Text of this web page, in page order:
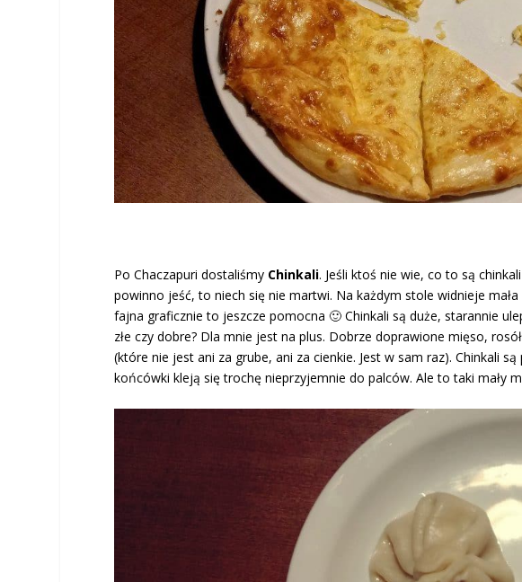
Po Chaczapuri dostaliśmy Chinkali. Jeśli ktoś nie wie, co to są
powinno jeść, to niech się nie martwi. Na każdym stole widnieje
fajna graficznie to jeszcze pomocna 🙂 Chinkali są duże, starannie
złe czy dobre? Dla mnie jest na plus. Dobrze doprawione mięso,
(które nie jest ani za grube, ani za cienkie. Jest w sam raz). Chinkali
końcówki kleją się trochę nieprzyjemnie do palców. Ale to taki mały